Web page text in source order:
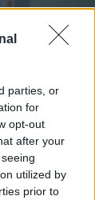
parties, or
for
opt-out
after your
utilized by
prior to